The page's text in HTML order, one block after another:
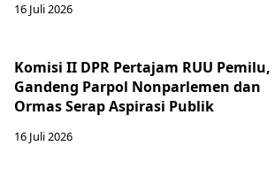
16 Juli 2026
Komisi II DPR Pertajam RUU Pemilu,
Gandeng Parpol Nonparlemen dan
Ormas Serap Aspirasi Publik
16 Juli 2026